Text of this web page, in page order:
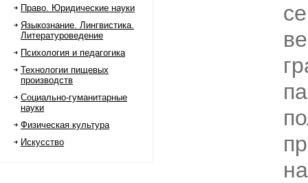
Право. Юридические науки
Языкознание. Лингвистика.
Литературоведение
Психология и педагогика
Технологии пищевых
производств
Социально-гуманитарные
науки
Физическая культура
Искусство